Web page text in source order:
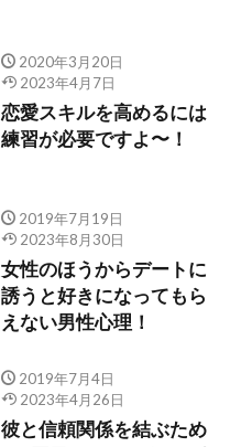
2020年3月20日
2023年4月7日
恋愛スキルを高めるには
練習が必要ですよ〜！
2019年7月19日
2023年8月30日
女性のほうからデートに
誘うと好きになってもら
えない男性心理！
2019年7月4日
2023年4月26日
彼と信頼関係を結ぶため